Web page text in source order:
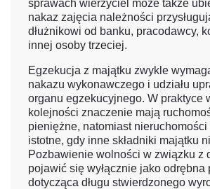
sprawach wierzyciel może także
nakaz zajęcia należności
dłużnikowi od banku, pracodawcy,
innej osoby trzeciej.
Egzekucja z majątku zwykle
nakazu wykonawczego i udziału
organu egzekucyjnego. W praktyce
kolejności znaczenie mają
pieniężne, natomiast
istotne, gdy inne składniki majątku
Pozbawienie wolności w związku z
pojawić się wyłącznie jako odrębna
dotycząca długu stwierdzonego